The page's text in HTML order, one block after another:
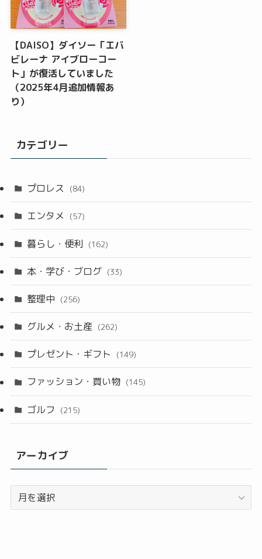
【DAISO】ダイソー「エバ
ビレーナ アイブローコー
ト」が復活していました
（2025年4月追加情報あ
り）
カテゴリー
プロレス (84)
エンタメ (57)
暮らし・便利 (162)
本・学び・ブログ (33)
整理中 (256)
グルメ・お土産 (262)
プレゼント・ギフト (149)
ファッション・買い物 (145)
ゴルフ (215)
アーカイブ
ー